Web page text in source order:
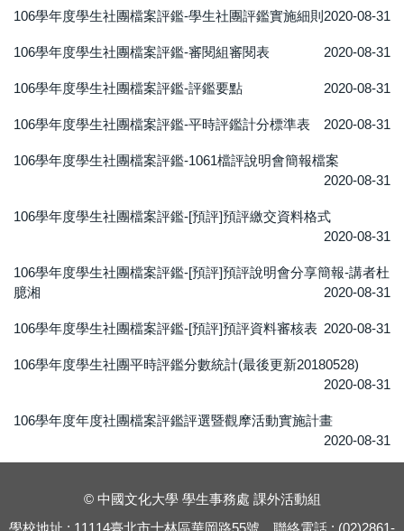
106學年度學生社團檔案評鑑-學生社團評鑑實施細則 2020-08-31
106學年度學生社團檔案評鑑-審閱組審閱表 2020-08-31
106學年度學生社團檔案評鑑-評鑑要點 2020-08-31
106學年度學生社團檔案評鑑-平時評鑑計分標準表 2020-08-31
106學年度學生社團檔案評鑑-1061檔評說明會簡報檔案
2020-08-31
106學年度學生社團檔案評鑑-[預評]預評繳交資料格式
2020-08-31
106學年度學生社團檔案評鑑-[預評]預評說明會分享簡報-講者杜
臆湘
2020-08-31
106學年度學生社團檔案評鑑-[預評]預評資料審核表 2020-08-31
106學年度學生社團平時評鑑分數統計(最後更新20180528)
2020-08-31
106學年度年度社團檔案評鑑評選暨觀摩活動實施計畫
2020-08-31
© 中國文化大學 學生事務處 課外活動組
學校地址 : 11114臺北市士林區華岡路55號，聯絡電話 : (02)2861-